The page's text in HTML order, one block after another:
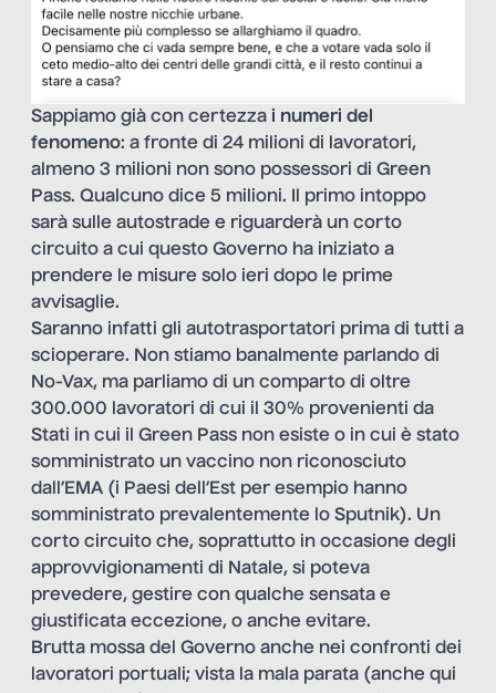
Sappiamo già con certezza i numeri del
fenomeno: a fronte di 24 milioni di lavoratori,
almeno 3 milioni non sono possessori di Green
Pass. Qualcuno dice 5 milioni. Il primo intoppo
sarà sulle autostrade e riguarderà un corto
circuito a cui questo Governo ha iniziato a
prendere le misure solo ieri dopo le prime
avvisaglie.
Saranno infatti gli autotrasportatori prima di tutti a
scioperare. Non stiamo banalmente parlando di
No-Vax, ma parliamo di un comparto di oltre
300.000 lavoratori di cui il 30% provenienti da
Stati in cui il Green Pass non esiste o in cui è stato
somministrato un vaccino non riconosciuto
dall’EMA (i Paesi dell’Est per esempio hanno
somministrato prevalentemente lo Sputnik). Un
corto circuito che, soprattutto in occasione degli
approvvigionamenti di Natale, si poteva
prevedere, gestire con qualche sensata e
giustificata eccezione, o anche evitare.
Brutta mossa del Governo anche nei confronti dei
lavoratori portuali; vista la mala parata (anche qui